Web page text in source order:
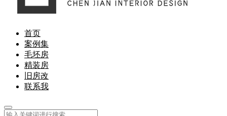
首页
案例集
毛坯房
精装房
旧房改
联系我